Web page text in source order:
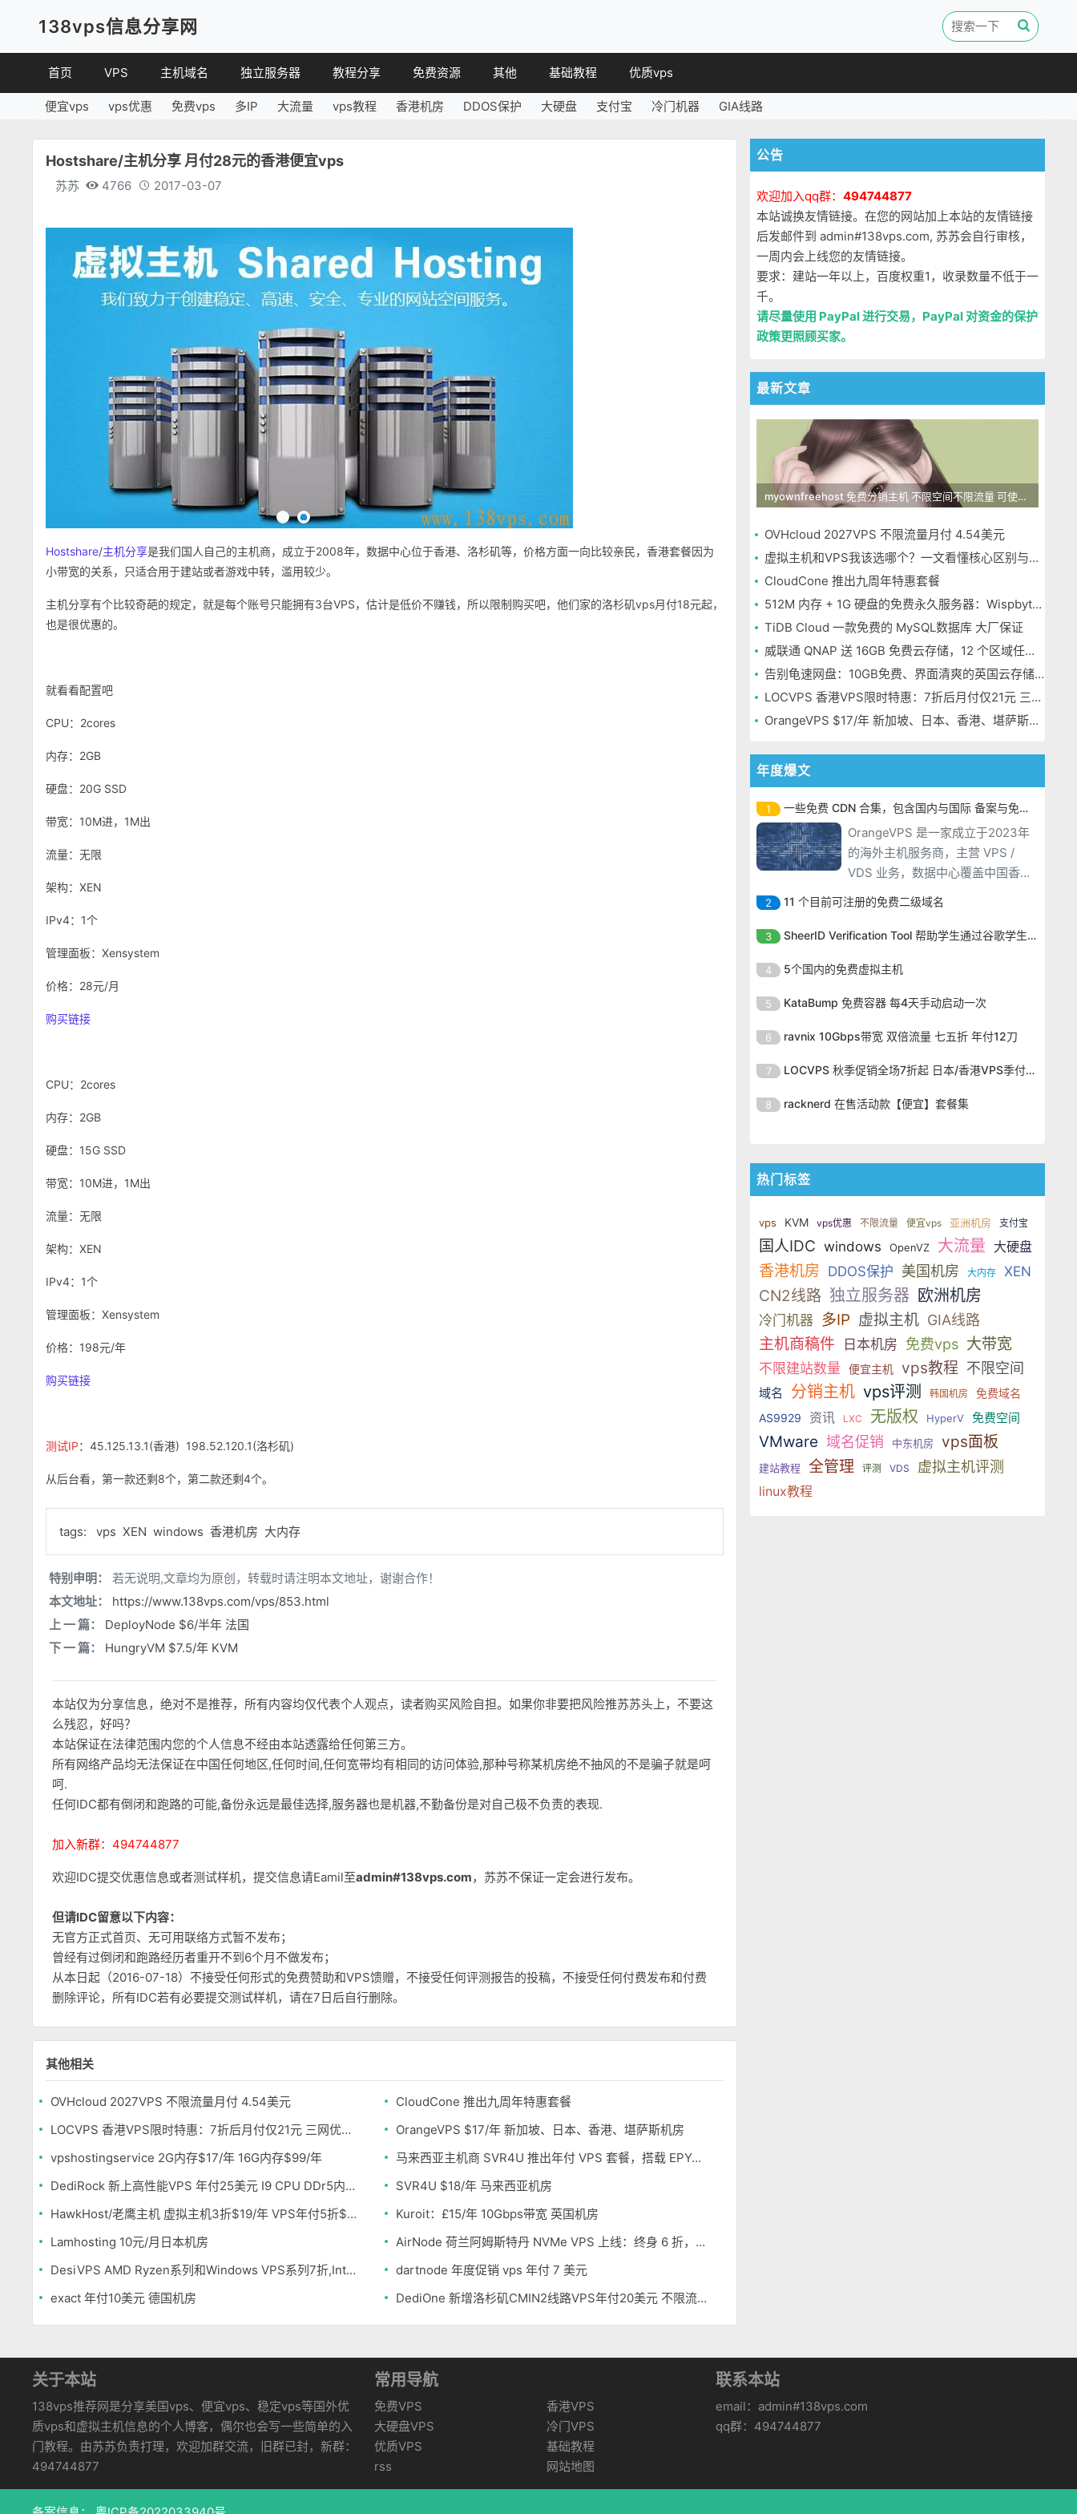
138vps信息分享网
首页 VPS
VPS优惠
VPS评测
主机域名
域名
独立服务器 教程分享
VPS教程
linux 教程
免费资源
免费空间
其他
简讯
基础教程 优质vps
便宜vps vps优惠 免费vps 多IP 大流量 vps教程 香港机房 DDOS保护 大硬盘 支付宝 冷门机器 GIA线路
Hostshare/主机分享 月付28元的香港便宜vps
苏苏 4766 2017-03-07
Hostshare/主机分享是我们国人自己的主机商，成立于2008年，数据中心位于香港、洛杉矶等，价格方面一向比较亲民，香港套餐因为
小带宽的关系，只适合用于建站或者游戏中转，滥用较少。
主机分享有个比较奇葩的规定，就是每个账号只能拥有3台VPS，估计是低价不赚钱，所以限制购买吧，他们家的洛杉矶vps月付18元起，
也是很优惠的。
就看看配置吧
CPU：2cores
内存：2GB
硬盘：20G SSD
带宽：10M进，1M出
流量：无限
架构：XEN
IPv4：1个
管理面板：Xensystem
价格：28元/月
购买链接
CPU：2cores
内存：2GB
硬盘：15G SSD
带宽：10M进，1M出
流量：无限
架构：XEN
IPv4：1个
管理面板：Xensystem
价格：198元/年
购买链接
测试IP：45.125.13.1(香港) 198.52.120.1(洛杉矶)
从后台看，第一款还剩8个，第二款还剩4个。
tags: vps XEN windows 香港机房 大内存
特别申明：
若无说明,文章均为原创，转载时请注明本文地址，谢谢合作！
本文地址：
https://www.138vps.com/vps/853.html
上 一 篇：
DeployNode $6/半年 法国
下 一 篇：
HungryVM $7.5/年 KVM
本站仅为分享信息，绝对不是推荐，所有内容均仅代表个人观点，读者购买风险自担。如果你非要把风险推苏苏头上，不要这
么残忍，好吗？
本站保证在法律范围内您的个人信息不经由本站透露给任何第三方。
所有网络产品均无法保证在中国任何地区,任何时间,任何宽带均有相同的访问体验,那种号称某机房绝不抽风的不是骗子就是呵
呵.
任何IDC都有倒闭和跑路的可能,备份永远是最佳选择,服务器也是机器,不勤备份是对自己极不负责的表现.
加入新群：494744877
欢迎IDC提交优惠信息或者测试样机，提交信息请Eamil至admin#138vps.com，苏苏不保证一定会进行发布。
但请IDC留意以下内容：
无官方正式首页、无可用联络方式暂不发布；
曾经有过倒闭和跑路经历者重开不到6个月不做发布；
从本日起（2016-07-18）不接受任何形式的免费赞助和VPS馈赠，不接受任何评测报告的投稿，不接受任何付费发布和付费
删除评论，所有IDC若有必要提交测试样机，请在7日后自行删除。
其他相关
OVHcloud 2027VPS 不限流量月付 4.54美元
CloudCone 推出九周年特惠套餐
LOCVPS 香港VPS限时特惠：7折后月付仅21元 三网优化BGP线路 可选原生IP
OrangeVPS $17/年 新加坡、日本、香港、堪萨斯机房
vpshostingservice 2G内存$17/年 16G内存$99/年
马来西亚主机商 SVR4U 推出年付 VPS 套餐，搭载 EPYC/至强铂金，支持支付宝
DediRock 新上高性能VPS 年付25美元 I9 CPU DDr5内存 纽约机房
SVR4U $18/年 马来西亚机房
HawkHost/老鹰主机 虚拟主机3折$19/年 VPS年付5折$25/年
Kuroit：£15/年 10Gbps带宽 英国机房
Lamhosting 10元/月日本机房
AirNode 荷兰阿姆斯特丹 NVMe VPS 上线：终身 6 折，€1.99/月起，2.5Tbit/s DDoS 防护
DesiVPS AMD Ryzen系列和Windows VPS系列7折,Intel系列年付11.6美元
dartnode 年度促销 vps 年付 7 美元
exact 年付10美元 德国机房
DediOne 新增洛杉矶CMIN2线路VPS年付20美元 不限流量
公告
欢迎加入qq群： 494744877
本站诚换友情链接。在您的网站加上本站的友情链接
后发邮件到 admin#138vps.com, 苏苏会自行审核，
一周内会上线您的友情链接。
要求：建站一年以上，百度权重1，收录数量不低于一
千。
请尽量使用 PayPal 进行交易，PayPal 对资金的保护
政策更照顾买家。
最新文章
myownfreehost 免费分销主机 不限空间不限流量 可使用免费域名申请
OVHcloud 2027VPS 不限流量月付 4.54美元
虚拟主机和VPS我该选哪个？一文看懂核心区别与选择指南
CloudCone 推出九周年特惠套餐
512M 内存 + 1G 硬盘的免费永久服务器：Wispbyte 上手
TiDB Cloud 一款免费的 MySQL数据库 大厂保证
威联通 QNAP 送 16GB 免费云存储，12 个区域任选，邮箱注册即可
告别龟速网盘：10GB免费、界面清爽的英国云存储Icedrive体验
LOCVPS 香港VPS限时特惠：7折后月付仅21元 三网优化BGP线路 可选原生IP
OrangeVPS $17/年 新加坡、日本、香港、堪萨斯机房
年度爆文
1 一些免费 CDN 合集，包含国内与国际 备案与免备案
OrangeVPS 是一家成立于2023年
的海外主机服务商，主营 VPS /
VDS 业务，数据中心覆盖中国香
港、新加坡、日本、美国堪萨斯与
洛杉矶等多个地区。其 VPS 产品基
于 KVM 虚拟化架构，配备 NVMe
国两大系列。亚洲 VPS 月付低至 6
2 11 个目前可注册的免费二级域名
OrangeVPS 是一家成立于2023年
的海外主机服务商，主营 VPS /
VDS 业务，数据中心覆盖中国香
洛杉矶等多个地区。其 VPS 产品基
SSD 固态硬盘，主要分为亚洲和美
国两大系列。亚洲 VPS 月付低至 6
3 SheerID Verification Tool 帮助学生通过谷歌学生计划免费获得 Gemini Advanced
OrangeVPS 是一家成立于2023年
的海外主机服务商，主营 VPS /
VDS 业务，数据中心覆盖中国香
洛杉矶等多个地区。其 VPS 产品基
SSD 固态硬盘，主要分为亚洲和美
国两大系列。亚洲 VPS 月付低至 6
4 5个国内的免费虚拟主机
OrangeVPS 是一家成立于2023年
的海外主机服务商，主营 VPS /
VDS 业务，数据中心覆盖中国香
洛杉矶等多个地区。其 VPS 产品基
SSD 固态硬盘，主要分为亚洲和美
5 KataBump 免费容器 每4天手动启动一次
OrangeVPS 是一家成立于2023年
的海外主机服务商，主营 VPS /
VDS 业务，数据中心覆盖中国香
洛杉矶等多个地区。其 VPS 产品基
国两大系列。亚洲 VPS 月付低至 6
6 ravnix 10Gbps带宽 双倍流量 七五折 年付12刀
OrangeVPS 是一家成立于2023年
的海外主机服务商，主营 VPS /
VDS 业务，数据中心覆盖中国香
于 KVM 虚拟化架构，配备 NVMe
国两大系列。亚洲 VPS 月付低至 6
美元，美国
7 LOCVPS 秋季促销全场7折起 日本/香港VPS季付63元
OrangeVPS 是一家成立于2023年
的海外主机服务商，主营 VPS /
于 KVM 虚拟化架构，配备 NVMe
SSD 固态硬盘，主要分为亚洲和美
国两大系列。亚洲 VPS 月付低至 6
美元，美国
8 racknerd 在售活动款【便宜】套餐集
VDS 业务，数据中心覆盖中国香
于 KVM 虚拟化架构，配备 NVMe
SSD 固态硬盘，主要分为亚洲和美
国两大系列。亚洲 VPS 月付低至 6
美元，美国
热门标签
vps KVM vps优惠 不限流量 便宜vps 亚洲机房 支付宝
国人IDC windows OpenVZ 大流量 大硬盘
香港机房 DDOS保护 美国机房 大内存 XEN
CN2线路 独立服务器 欧洲机房
冷门机器 多IP 虚拟主机 GIA线路
主机商稿件 日本机房 免费vps 大带宽
不限建站数量 便宜主机 vps教程 不限空间
域名 分销主机 vps评测 韩国机房
免费域名
AS9929
资讯 LXC 无版权 HyperV 免费空间
VMware 域名促销 中东机房 vps面板
建站教程 全管理 评测 VDS 虚拟主机评测
linux教程
关于本站
138vps推荐网是分享美国vps、便宜vps、稳定vps等国外优
质vps和虚拟主机信息的个人博客，偶尔也会写一些简单的入
门教程。由苏苏负责打理，欢迎加群交流，旧群已封，新群：
494744877
常用导航
免费VPS
香港VPS
大硬盘VPS
冷门VPS
优质VPS
基础教程
rss
网站地图
联系本站
email：admin#138vps.com
qq群：494744877